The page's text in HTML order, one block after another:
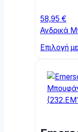
58,95 €
Ανδρικά
Επιλογή